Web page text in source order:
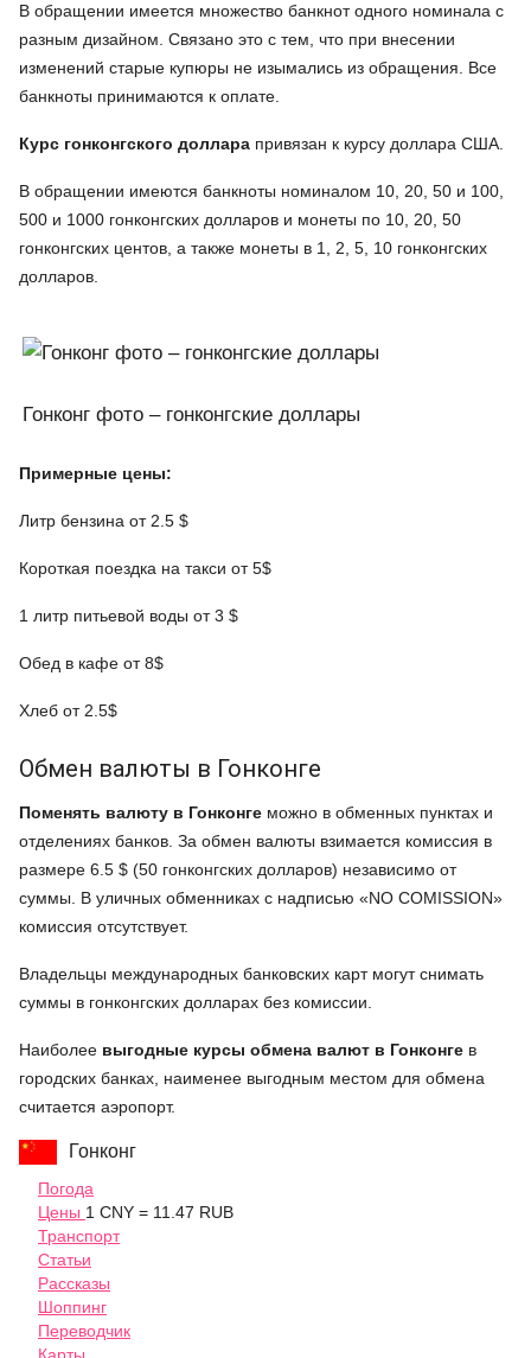
В обращении имеется множество банкнот одного номинала с
разным дизайном. Связано это с тем, что при внесении
изменений старые купюры не изымались из обращения. Все
банкноты принимаются к оплате.
Курс гонконгского доллара привязан к курсу доллара США.
В обращении имеются банкноты номиналом 10, 20, 50 и 100,
500 и 1000 гонконгских долларов и монеты по 10, 20, 50
гонконгских центов, а также монеты в 1, 2, 5, 10 гонконгских
долларов.
Гонконг фото – гонконгские доллары
Примерные цены:
Литр бензина от 2.5 $
Короткая поездка на такси от 5$
1 литр питьевой воды от 3 $
Обед в кафе от 8$
Хлеб от 2.5$
Обмен валюты в Гонконге
Поменять валюту в Гонконге можно в обменных пунктах и
отделениях банков. За обмен валюты взимается комиссия в
размере 6.5 $ (50 гонконгских долларов) независимо от
суммы. В уличных обменниках с надписью «NO COMISSION»
комиссия отсутствует.
Владельцы международных банковских карт могут снимать
суммы в гонконгских долларах без комиссии.
Наиболее выгодные курсы обмена валют в Гонконге в
городских банках, наименее выгодным местом для обмена
считается аэропорт.
Гонконг
Погода
Цены 1 CNY = 11.47 RUB
Транспорт
Статьи
Рассказы
Шоппинг
Переводчик